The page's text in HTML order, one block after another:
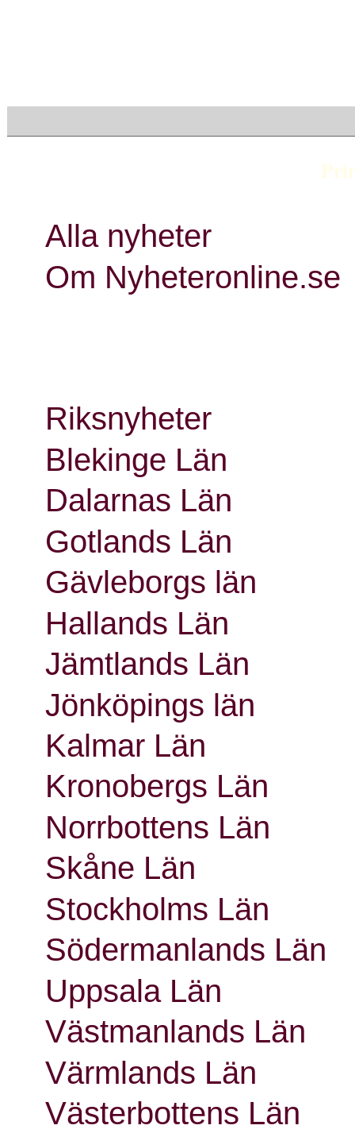
Visa endast rubriker
Alla nyheter
Om Nyheteronline.se
Riksnyheter
Blekinge Län
Dalarnas Län
Gotlands Län
Gävleborgs län
Hallands Län
Jämtlands Län
Jönköpings län
Kalmar Län
Kronobergs Län
Norrbottens Län
Skåne Län
Stockholms Län
Södermanlands Län
Uppsala Län
Västmanlands Län
Värmlands Län
Västerbottens Län